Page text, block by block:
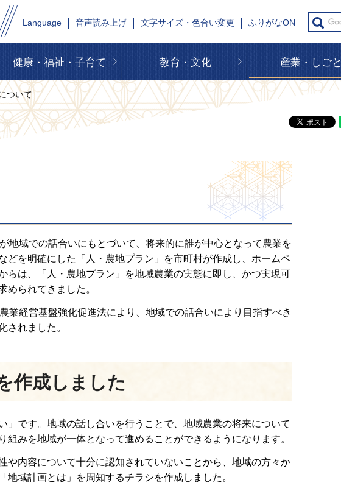
Language 音声読み上げ 文字サイズ・色合い変更 ふりがなON
健康・福祉・子育て 教育・文化 産業・しごと
ついて
地域での話合いにもとづいて、将来的に誰が中心となって農業を
を明確にした「人・農地プラン」を市町村が作成し、ホームペ
らは、「人・農地プラン」を地域農業の実態に即し、かつ実現可
められてきました。
業経営基盤強化促進法により、地域での話合いにより目指すべき
されました。
作成しました
です。地域の話し合いを行うことで、地域農業の将来について
みを地域が一体となって進めることができるようになります。
や内容について十分に認知されていないことから、地域の方々か
域計画とは」を周知するチラシを作成しました。